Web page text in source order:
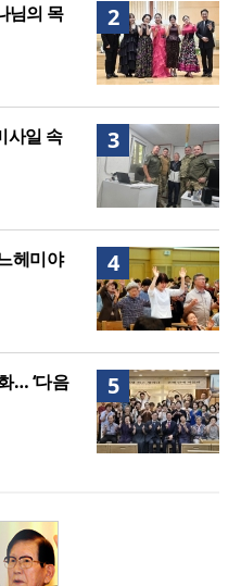
2
님의 목
3
사일 속
4
헤미야
5
… ‘다음